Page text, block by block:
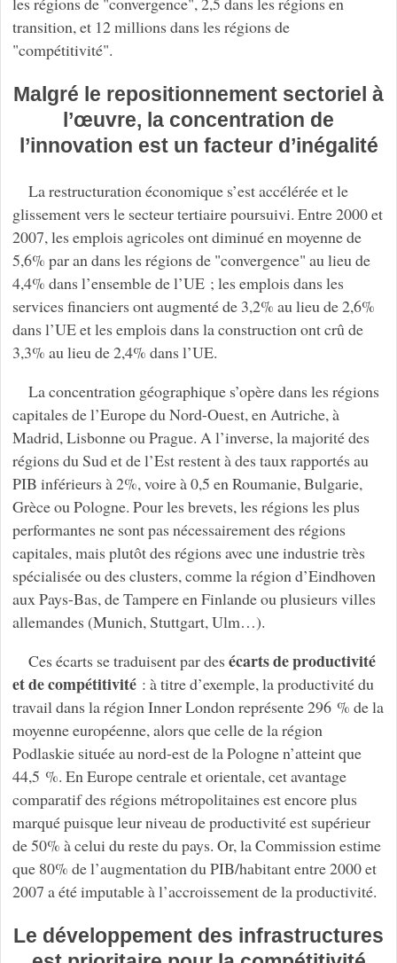
transition, et 12 millions dans les régions de
"compétitivité".
Malgré le repositionnement sectoriel à
l’œuvre, la concentration de
l’innovation est un facteur d’inégalité
La restructuration économique s’est accélérée et le
glissement vers le secteur tertiaire poursuivi. Entre 2000 et
2007, les emplois agricoles ont diminué en moyenne de
5,6% par an dans les régions de "convergence" au lieu de
4,4% dans l’ensemble de l’UE ; les emplois dans les
services financiers ont augmenté de 3,2% au lieu de 2,6%
dans l’UE et les emplois dans la construction ont crû de
3,3% au lieu de 2,4% dans l’UE.
La concentration géographique s’opère dans les régions
capitales de l’Europe du Nord-Ouest, en Autriche, à
Madrid, Lisbonne ou Prague. A l’inverse, la majorité des
régions du Sud et de l’Est restent à des taux rapportés au
PIB inférieurs à 2%, voire à 0,5 en Roumanie, Bulgarie,
Grèce ou Pologne. Pour les brevets, les régions les plus
performantes ne sont pas nécessairement des régions
capitales, mais plutôt des régions avec une industrie très
spécialisée ou des clusters, comme la région d’Eindhoven
aux Pays-Bas, de Tampere en Finlande ou plusieurs villes
allemandes (Munich, Stuttgart, Ulm…).
Ces écarts se traduisent par des écarts de productivité
et de compétitivité: à titre d’exemple, la productivité du
travail dans la région Inner London représente 296 % de la
moyenne européenne, alors que celle de la région
Podlaskie située au nord-est de la Pologne n’atteint que
44,5 %. En Europe centrale et orientale, cet avantage
comparatif des régions métropolitaines est encore plus
marqué puisque leur niveau de productivité est supérieur
de 50% à celui du reste du pays. Or, la Commission estime
que 80% de l’augmentation du PIB/habitant entre 2000 et
2007 a été imputable à l’accroissement de la productivité.
Le développement des infrastructures